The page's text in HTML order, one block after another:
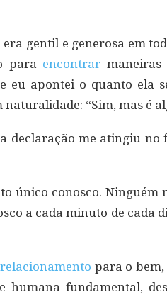
gentil e generosa em
para encontrar
eu apontei o quanto ela
“Sim, mas é
declaração me atingiu no
único conosco. Ninguém
a cada minuto de cada
relacionamento para o
humana fundamental,